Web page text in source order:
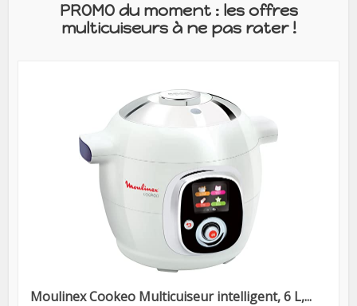
PROMO du moment : les offres
multicuiseurs à ne pas rater !
Moulinex Cookeo Multicuiseur intelligent, 6 L,...